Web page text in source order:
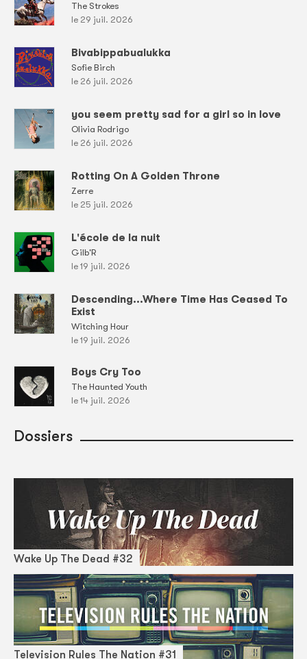
The Strokes
le 29 juil. 2026
Bivabippabualukka
Sofie Birch
le 26 juil. 2026
you seem pretty sad for a girl so in love
Olivia Rodrigo
le 26 juil. 2026
Rotting On A Golden Throne
Zerre
le 25 juil. 2026
L'école de la nuit
Gilb'R
le 19 juil. 2026
Descending...Where Time Has Ceased To
Exist
Witching Hour
le 19 juil. 2026
Boys Cry Too
The Haunted Youth
le 14 juil. 2026
Dossiers
Wake Up The Dead #32
Television Rules The Nation #31